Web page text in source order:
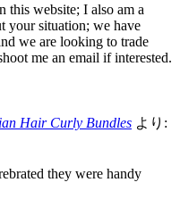
this website; I also am a
your situation; we have
we are looking to trade
me an email if interested.
Hair Curly Bundles より:
they were handy